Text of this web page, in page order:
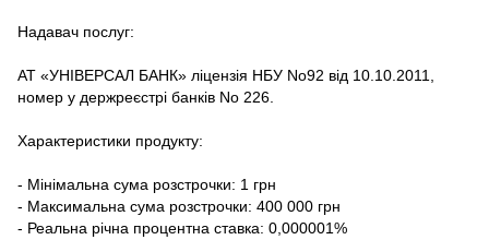
Надавач послуг:
АТ «УНІВЕРСАЛ БАНК» ліцензія НБУ No92 від 10.10.2011,
номер у держреєстрі банків No 226.
Характеристики продукту:
- Мінімальна сума розстрочки: 1 грн
- Максимальна сума розстрочки: 400 000 грн
- Реальна річна процентна ставка: 0,000001%